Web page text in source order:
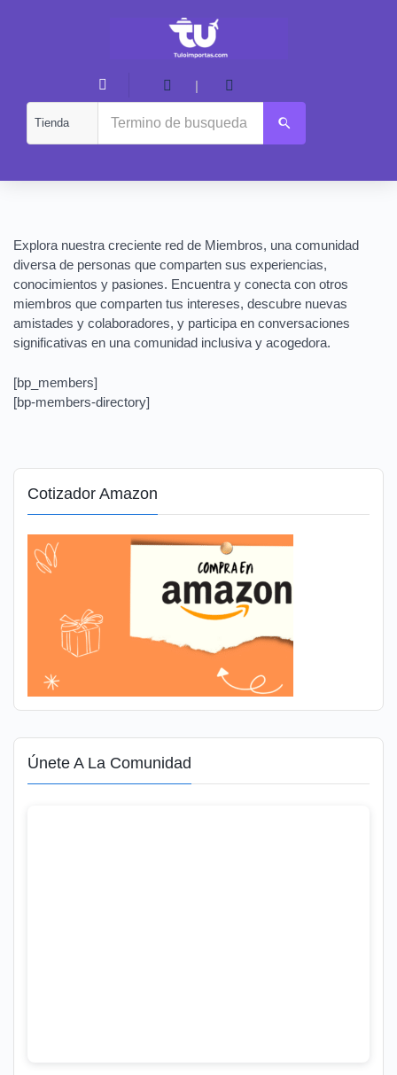
|
Explora nuestra creciente red de Miembros, una comunidad
diversa de personas que comparten sus experiencias,
conocimientos y pasiones. Encuentra y conecta con otros
miembros que comparten tus intereses, descubre nuevas
amistades y colaboradores, y participa en conversaciones
significativas en una comunidad inclusiva y acogedora.
[bp_members]
[bp-members-directory]
Cotizador Amazon
Únete A La Comunidad